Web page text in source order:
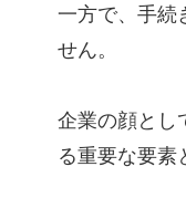
一方で、手続
せん。
企業の顔とし
る重要な要素